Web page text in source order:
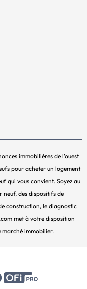
immobilières de l'ouest
pour acheter un logement
qui vous convient. Soyez au
neuf, des dispositifs de
construction, le diagnostic
met à votre disposition
marché immobilier.